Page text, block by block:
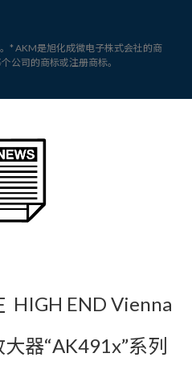
* AKM是旭化成微电子株式会社的商
公司的商标或注册商标。
HIGH END Vienna
器“AK491x”系列